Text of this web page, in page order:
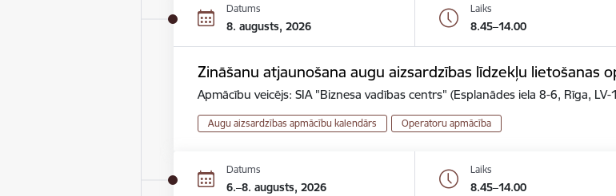
Datums
8. augusts, 2026
Laiks
8.45–14.00
Zināšanu atjaunošana augu aizsardzības līdzekļu lietošanas
Apmācību veicējs: SIA "Biznesa vadības centrs" (Esplanādes iela 8-6, Rīga, LV-
Augu aizsardzības apmācību kalendārs Operatoru apmācība
Datums
6.–8. augusts, 2026
Laiks
8.45–14.00